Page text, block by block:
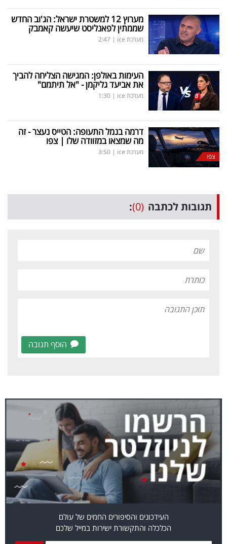
מערוץ 12 למשטרת ישראל: הג'וב החדש
שממתין לפאנליסט שיעשה קאמבק
מערכת ice |
2:47
העימות באולפן: המגישה הצליחה להביך
את אביעד גליקמן - "אל תיתמם"
מערכת ice |
1:30
צפו
דרמה בנמל התעופה: הטייס נעצר - זה
מה שמצאו במזוודה שלו | צפו
מערכת ice |
3:50
תגובות לכתבה (0)
:
הוסף תגובה
העידכונים והסיפורים החמים של עולם
הכלכלה והתקשורת ישירות במייל שלכם